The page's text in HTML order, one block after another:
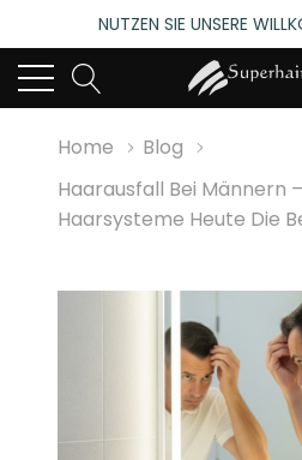
NUTZEN SIE UNSERE
4.6
(485 bewertungen)
NUTZEN SIE UNSERE
Home
Blog
Haarausfall Bei Männern
Haarsysteme Heute Die